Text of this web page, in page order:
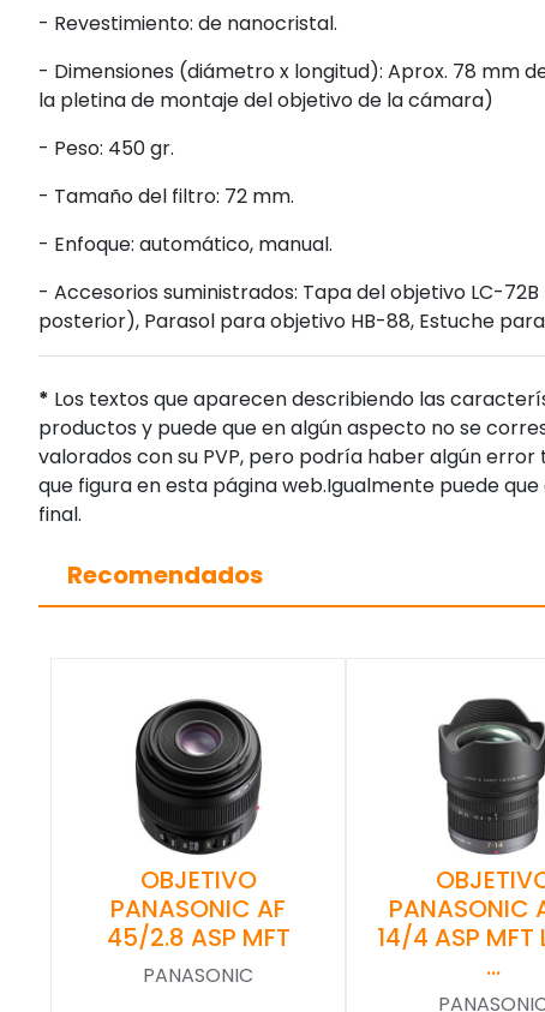
- Revestimiento: de nanocristal.
- Dimensiones (diámetro x longitud): Aprox. 78 mm
la pletina de montaje del objetivo de la cámara)
- Peso: 450 gr.
- Tamaño del filtro: 72 mm.
- Enfoque: automático, manual.
- Accesorios suministrados: Tapa del objetivo LC-
posterior), Parasol para objetivo HB-88, Estuche
* Los textos que aparecen describiendo las
productos y puede que en algún aspecto no se
valorados con su PVP, pero podría haber algún
que figura en esta página web.Igualmente puede
final.
Recomendados
OBJETIVO
PANASONIC AF
45/2.8 ASP MFT
PANASONIC
PANASONIC
14/4 ASP MFT
…